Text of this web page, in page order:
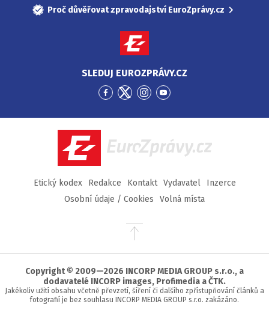
Proč důvěřovat zpravodajství EuroZprávy.cz
SLEDUJ EUROZPRÁVY.CZ
Přejít
Facebook
Přejít
Twitter
Přejít
Instagram
Přejít
YouTube
EuroZprávy.cz
Etický kodex Redakce Kontakt Vydavatel
Inzerce
Osobní údaje / Cookies
Volná místa
Přejít
stránky
Copyright © 2009—2026 INCORP MEDIA GROUP s.r.o., a
dodavatelé INCORP images, Profimedia a ČTK.
Jakékoliv užití obsahu včetně převzetí, šíření či dalšího zpřístupňování článků a
fotografií je bez souhlasu INCORP MEDIA GROUP s.r.o. zakázáno.